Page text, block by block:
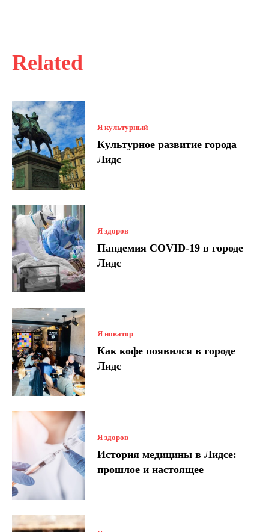
Related
Я культурный
Культурное развитие города
Лидс
Я здоров
Пандемия COVID-19 в городе
Лидс
Я новатор
Как кофе появился в городе
Лидс
Я здоров
История медицины в Лидсе:
прошлое и настоящее